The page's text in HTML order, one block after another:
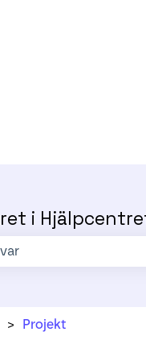
översättningar
i
Projekt